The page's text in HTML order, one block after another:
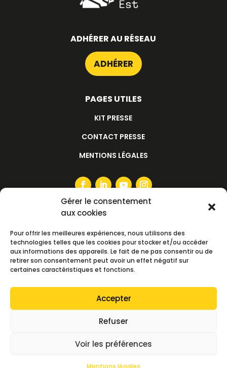
Gérer le consentement
aux cookies
Pour offrir les meilleures expériences, nous utilisons des
technologies telles que les cookies pour stocker et/ou accéder
aux informations des appareils. Le fait de ne pas consentir ou de
retirer son consentement peut avoir un effet négatif sur
certaines caractéristiques et fonctions.
Accepter
Refuser
Voir les préférences
Mentions légales
ADHÉRER AU RÉSEAU
ADHÉRER
PAGES UTILES
KIT PRESSE
CONTACT PRESSE
MENTIONS LÉGALES
S'ABONNER À LA NEWSLETTER
> TOUTES LES NEWSLETTERS
TLGE 2026 ⎮Création web – Digitali